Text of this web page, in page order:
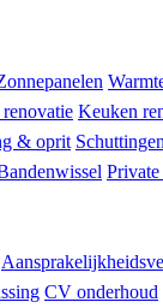
Keuken
& oprit Schuttingen
Private
CV onderhoud